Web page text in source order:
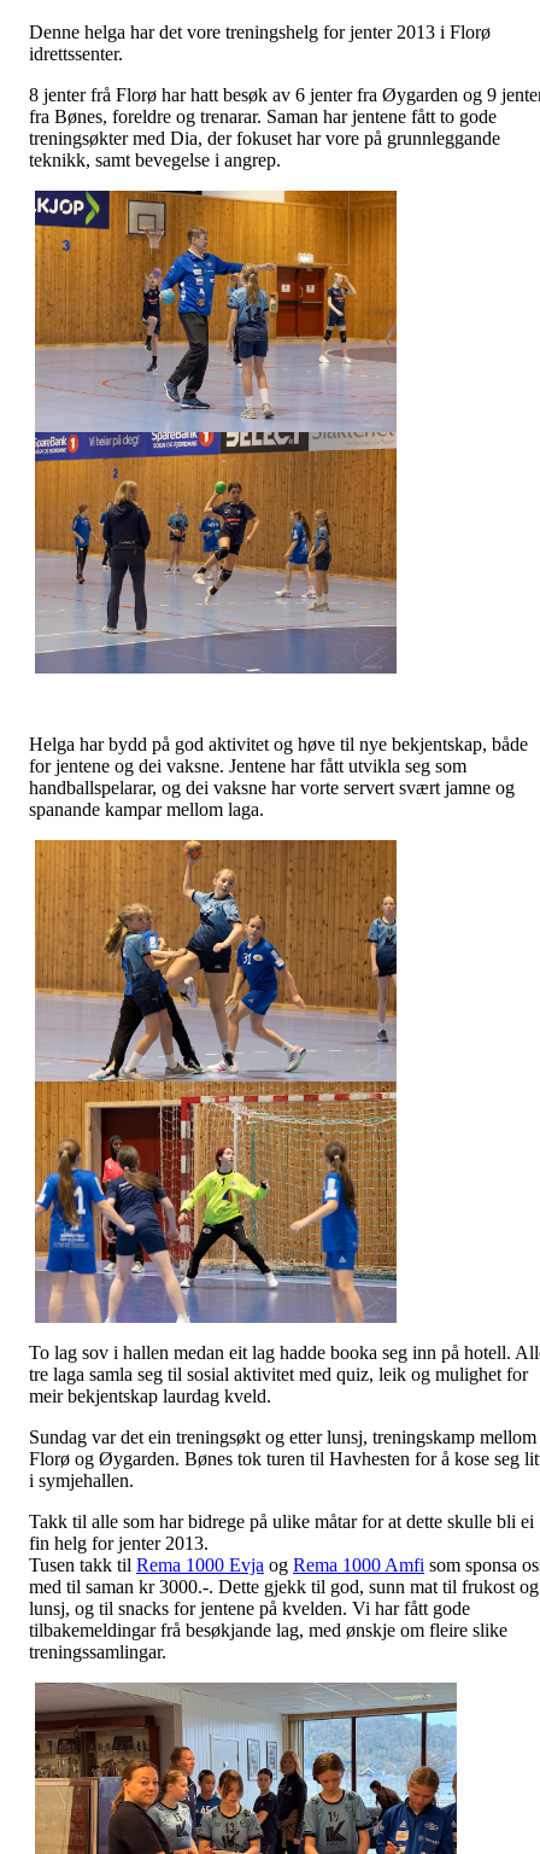
Denne helga har det vore treningshelg for jenter 2013 i Florø
idrettssenter.
8 jenter frå Florø har hatt besøk av 6 jenter fra Øygarden og 9
fra Bønes, foreldre og trenarar. Saman har jentene fått to gode
treningsøkter med Dia, der fokuset har vore på grunnleggande
teknikk, samt bevegelse i angrep.
Helga har bydd på god aktivitet og høve til nye bekjentskap, både
for jentene og dei vaksne. Jentene har fått utvikla seg som
handballspelarar, og dei vaksne har vorte servert svært jamne og
spanande kampar mellom laga.
To lag sov i hallen medan eit lag hadde booka seg inn på hotell.
tre laga samla seg til sosial aktivitet med quiz, leik og mulighet for
meir bekjentskap laurdag kveld.
Sundag var det ein treningsøkt og etter lunsj, treningskamp mellom
Florø og Øygarden. Bønes tok turen til Havhesten for å kose seg
i symjehallen.
Takk til alle som har bidrege på ulike måtar for at dette skulle bli ei
fin helg for jenter 2013.
Tusen takk til Rema 1000 Evja og Rema 1000 Amfi som sponsa
med til saman kr 3000.-. Dette gjekk til god, sunn mat til frukost og
lunsj, og til snacks for jentene på kvelden. Vi har fått gode
tilbakemeldingar frå besøkjande lag, med ønskje om fleire slike
treningssamlingar.